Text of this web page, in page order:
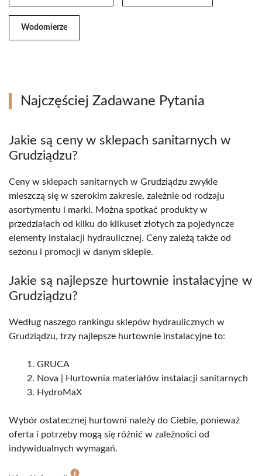
Wodomierze
Najczęściej Zadawane Pytania
Jakie są ceny w sklepach sanitarnych w
Grudziądzu?
Ceny w sklepach sanitarnych w Grudziądzu zwykle
mieszczą się w szerokim zakresie, zależnie od rodzaju
asortymentu i marki. Można spotkać produkty w
przedziałach od kilku do kilkuset złotych za pojedyncze
elementy instalacji hydraulicznej. Ceny zależą także od
sezonu i promocji w danym sklepie.
Jakie są najlepsze hurtownie instalacyjne w
Grudziądzu?
Według naszego rankingu sklepów hydraulicznych w
Grudziądzu, trzy najlepsze hurtownie instalacyjne to:
GRUCA
Nova | Hurtownia materiałów instalacji sanitarnych
HydroMaX
Wybór ostatecznej hurtowni należy do Ciebie, ponieważ
oferta i potrzeby mogą się różnić w zależności od
indywidualnych wymagań.